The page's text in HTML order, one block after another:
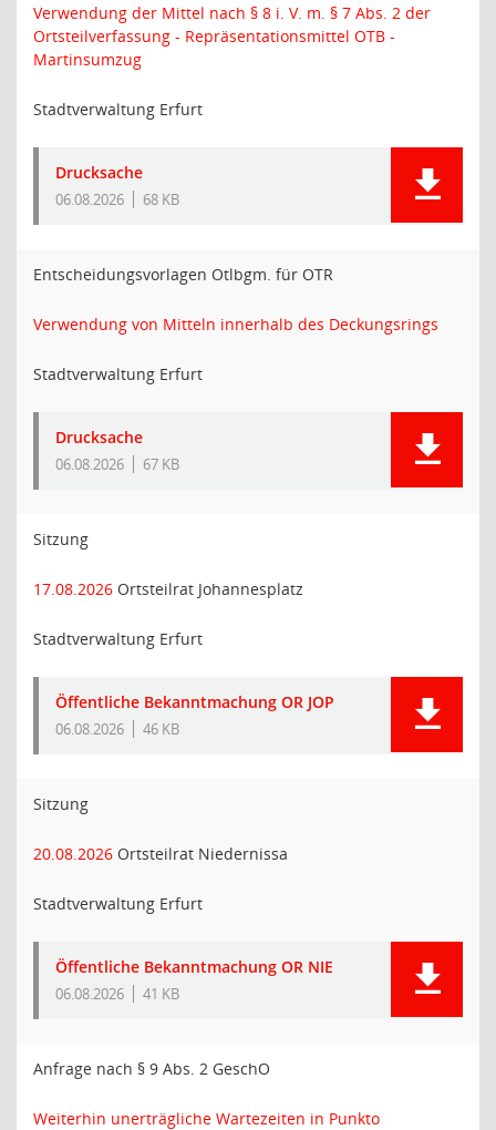
Verwendung der Mittel nach § 8 i. V. m. § 7 Abs. 2 der
Ortsteilverfassung - Repräsentationsmittel OTB -
Martinsumzug
Stadtverwaltung Erfurt
Drucksache
06.08.2026 68 KB
Entscheidungsvorlagen Otlbgm. für OTR
Verwendung von Mitteln innerhalb des Deckungsrings
Stadtverwaltung Erfurt
Drucksache
06.08.2026 67 KB
Sitzung
17.08.2026 Ortsteilrat Johannesplatz
Stadtverwaltung Erfurt
Öffentliche Bekanntmachung OR JOP
06.08.2026 46 KB
Sitzung
20.08.2026 Ortsteilrat Niedernissa
Stadtverwaltung Erfurt
Öffentliche Bekanntmachung OR NIE
06.08.2026 41 KB
Anfrage nach § 9 Abs. 2 GeschO
Weiterhin unerträgliche Wartezeiten in Punkto